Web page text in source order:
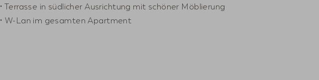
• Terrasse in südlicher Ausrichtung mit schöner Möblierung
• W-Lan im gesamten Apartment